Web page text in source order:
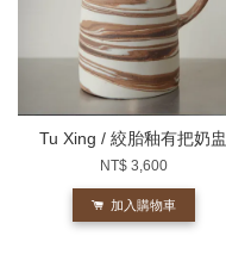
Tu Xing / 絞胎釉有把奶盅
NT$ 3,600
加入購物車